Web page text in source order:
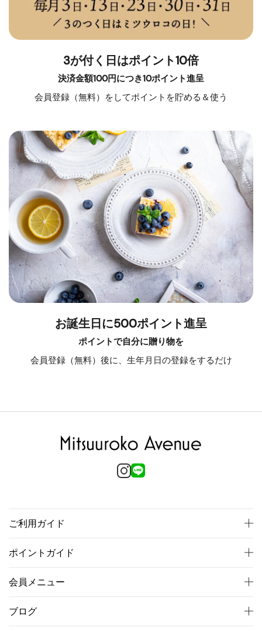
3が付く日はポイント10倍
決済金額100円につき10ポイント進呈
会員登録（無料）をしてポイントを貯める＆使う
お誕生日に500ポイント進呈
ポイントで自分に贈り物を
会員登録（無料）後に、生年月日の登録をするだけ
ご利用ガイド
ポイントガイド
会員メニュー
ブログ